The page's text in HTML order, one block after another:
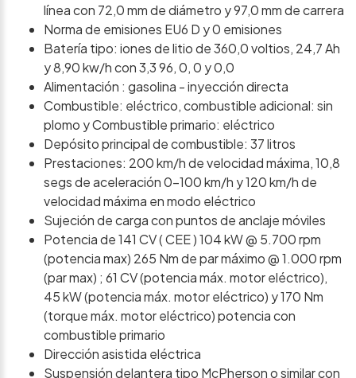
línea con 72,0 mm de diámetro y 97,0 mm de carrera
Norma de emisiones EU6 D y 0 emisiones
Batería tipo: iones de litio de 360,0 voltios, 24,7 Ah
y 8,90 kw/h con 3,3 96, 0, 0 y 0,0
Alimentación : gasolina - inyección directa
Combustible: eléctrico, combustible adicional: sin
plomo y Combustible primario: eléctrico
Depósito principal de combustible: 37 litros
Prestaciones: 200 km/h de velocidad máxima, 10,8
segs de aceleración 0-100 km/h y 120 km/h de
velocidad máxima en modo eléctrico
Sujeción de carga con puntos de anclaje móviles
Potencia de 141 CV ( CEE ) 104 kW @ 5.700 rpm
(potencia max) 265 Nm de par máximo @ 1.000 rpm
(par max) ; 61 CV (potencia máx. motor eléctrico),
45 kW (potencia máx. motor eléctrico) y 170 Nm
(torque máx. motor eléctrico) potencia con
combustible primario
Dirección asistida eléctrica
Suspensión delantera tipo McPherson o similar con